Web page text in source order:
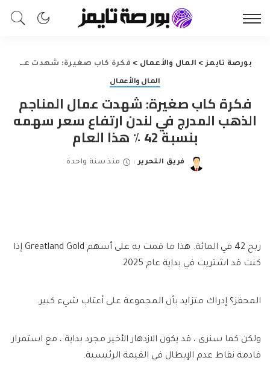
بورصة تايمز> المال والأعمال > فكرة كاب صغيرة: شهدت عمال المناجم الذهب المدرج في لندن ارتفاع سعر سهمه بنسبة 42 ٪ هذا العام
المال والأعمال
فكرة كاب صغيرة: شهدت عمال المناجم
الذهب المدرج في لندن ارتفاع سعر سهمه
بنسبة 42 ٪ هذا العام
Posted
فريق التحرير منذ سنة واحدة
ربح 42 في المائة. هذا ما قمت به على أسهم Greatland Gold إذا
كنت قد اشتريت في بداية عام 2025.
المحفز؟ إدراك متزايد بأن المجموعة على أعتاب شيء كبير.
ولكن كما سنرى ، قد يكون الازدهار الأخير مجرد بداية ، مع استمرار
قادمة نقاط عدم الإبطال في القيمة الرئيسية.